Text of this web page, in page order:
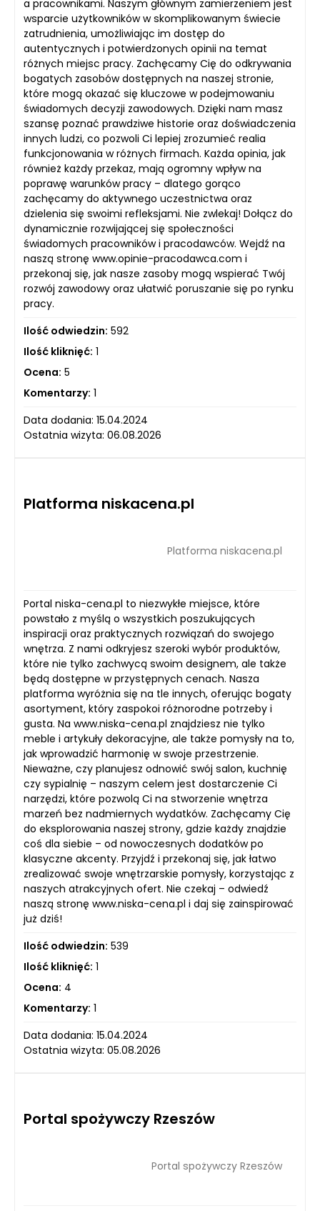
a pracownikami. Naszym głównym zamierzeniem jest
wsparcie użytkowników w skomplikowanym świecie
zatrudnienia, umożliwiając im dostęp do
autentycznych i potwierdzonych opinii na temat
różnych miejsc pracy. Zachęcamy Cię do odkrywania
bogatych zasobów dostępnych na naszej stronie,
które mogą okazać się kluczowe w podejmowaniu
świadomych decyzji zawodowych. Dzięki nam masz
szansę poznać prawdziwe historie oraz doświadczenia
innych ludzi, co pozwoli Ci lepiej zrozumieć realia
funkcjonowania w różnych firmach. Każda opinia, jak
również każdy przekaz, mają ogromny wpływ na
poprawę warunków pracy – dlatego gorąco
zachęcamy do aktywnego uczestnictwa oraz
dzielenia się swoimi refleksjami. Nie zwlekaj! Dołącz do
dynamicznie rozwijającej się społeczności
świadomych pracowników i pracodawców. Wejdź na
naszą stronę www.opinie-pracodawca.com i
przekonaj się, jak nasze zasoby mogą wspierać Twój
rozwój zawodowy oraz ułatwić poruszanie się po rynku
pracy.
Ilość odwiedzin: 592
Ilość kliknięć: 1
Ocena: 5
Komentarzy: 1
Data dodania: 15.04.2024
Ostatnia wizyta: 06.08.2026
Platforma niskacena.pl
Platforma niskacena.pl
Portal niska-cena.pl to niezwykłe miejsce, które
powstało z myślą o wszystkich poszukujących
inspiracji oraz praktycznych rozwiązań do swojego
wnętrza. Z nami odkryjesz szeroki wybór produktów,
które nie tylko zachwycą swoim designem, ale także
będą dostępne w przystępnych cenach. Nasza
platforma wyróżnia się na tle innych, oferując bogaty
asortyment, który zaspokoi różnorodne potrzeby i
gusta. Na www.niska-cena.pl znajdziesz nie tylko
meble i artykuły dekoracyjne, ale także pomysły na to,
jak wprowadzić harmonię w swoje przestrzenie.
Nieważne, czy planujesz odnowić swój salon, kuchnię
czy sypialnię – naszym celem jest dostarczenie Ci
narzędzi, które pozwolą Ci na stworzenie wnętrza
marzeń bez nadmiernych wydatków. Zachęcamy Cię
do eksplorowania naszej strony, gdzie każdy znajdzie
coś dla siebie – od nowoczesnych dodatków po
klasyczne akcenty. Przyjdź i przekonaj się, jak łatwo
zrealizować swoje wnętrzarskie pomysły, korzystając z
naszych atrakcyjnych ofert. Nie czekaj – odwiedź
naszą stronę www.niska-cena.pl i daj się zainspirować
już dziś!
Ilość odwiedzin: 539
Ilość kliknięć: 1
Ocena: 4
Komentarzy: 1
Data dodania: 15.04.2024
Ostatnia wizyta: 05.08.2026
Portal spożywczy Rzeszów
Portal spożywczy Rzeszów